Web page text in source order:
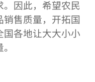
。因此，希望农民
售质量，开拓国
国各地让大大小小